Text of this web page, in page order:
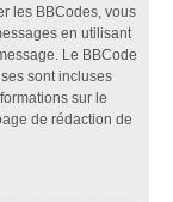
les BBCodes, vous
en utilisant
Le BBCode
sont incluses
sur le
de rédaction de